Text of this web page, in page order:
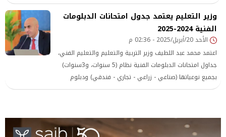
وزير التعليم يعتمد جدول امتحانات الدبلومات
الفنية 2024-2025
الأحد 20/أبريل/2025 - 02:36 م
اعتمد محمد عبد اللطيف وزير التربية والتعليم والتعليم الفني،
جداول امتحانات الدبلومات الفنية نظام (5 سنوات، و3سنوات)
بجميع نوعياتها (صناعي - زراعي - تجاري - فندقي) ودبلوم
مدارس التكنولوجيا التطبيقية